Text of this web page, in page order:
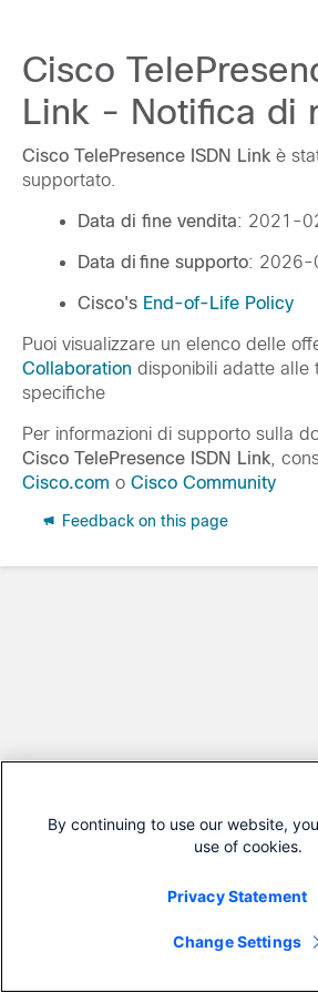
Cisco
Link - Notifica di
Cisco TelePresence ISDN Link è
supportato.
Data di fine vendita: 2021-
Data di fine supporto: 2026-
Cisco's End-of-Life Policy
Puoi visualizzare un elenco delle
Collaboration disponibili adatte alle
specifiche
Per informazioni di supporto sulla
Cisco TelePresence ISDN Link ,
Cisco.com o Cisco Community
Feedback on this page
By continuing to use our website,
use of cookies.
Privacy Statement
Change Settings